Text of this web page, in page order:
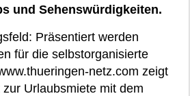
und Sehenswürdigkeiten.
Präsentiert werden
für die selbstorganisierte
netz.com zeigt
Urlaubsmiete mit dem